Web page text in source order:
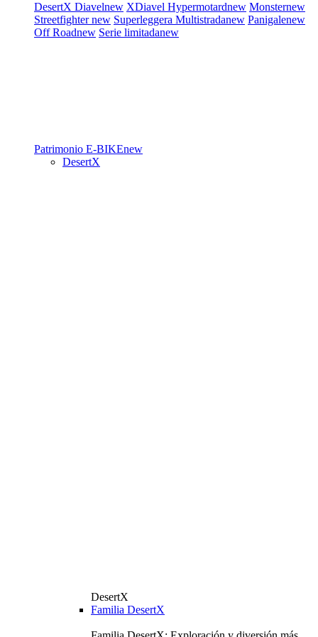
DesertX Diavelnew XDiavel Hypermotardnew Monsternew
Streetfighternew Superleggera Multistradanew Panigalenew
Off Roadnew Serie limitadanew
Patrimonio E-BIKEnew
DesertX
DesertX
Familia DesertX